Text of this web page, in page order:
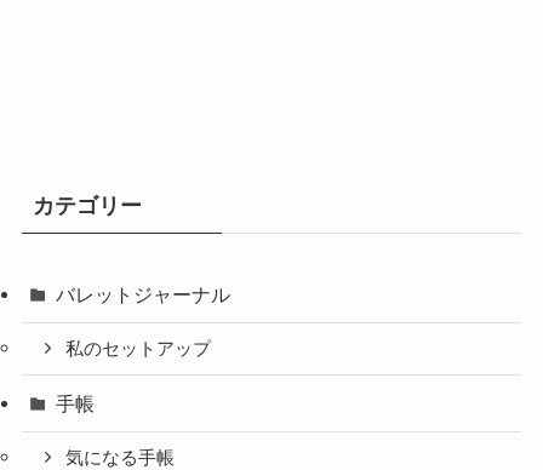
カテゴリー
バレットジャーナル
私のセットアップ
手帳
気になる手帳